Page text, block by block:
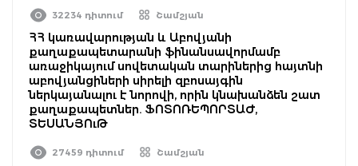
32234 դիտում Շամշյան
ՀՀ կառավարության և Աբովյանի
քաղաքապետարանի ֆինանսավորմամբ
առաջիկայում սովետական տարիներից հայտնի
աբովյանցիների սիրելի զբոսայգին
ներկայանալու է նորովի, որին կնախանձեն շատ
քաղաքապետներ. ՖՈՏՈՌԵՊՈՐՏԱԺ,
ՏԵՍԱՆՅՈւԹ
27459 դիտում Շամշյան